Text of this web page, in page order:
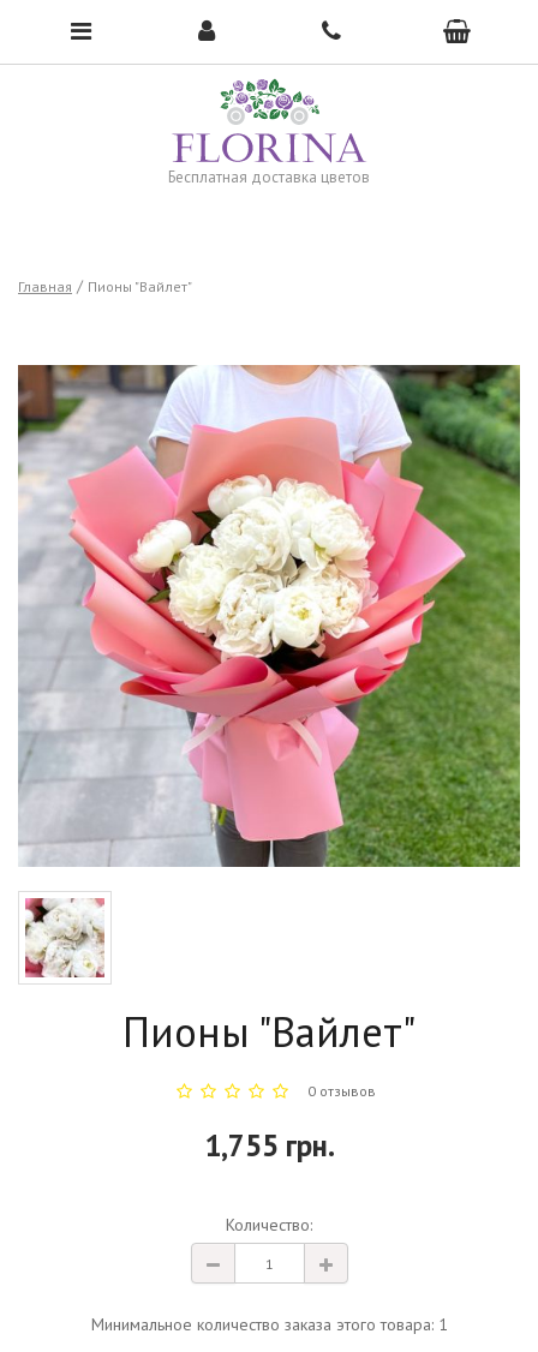
Бесплатная доставка цветов
Чтобы открыть меню, нажмите сюда →
Главная Пионы "Вайлет"
Пионы "Вайлет"
0 отзывов
1,755 грн.
Количество:
Минимальное количество заказа этого товара: 1